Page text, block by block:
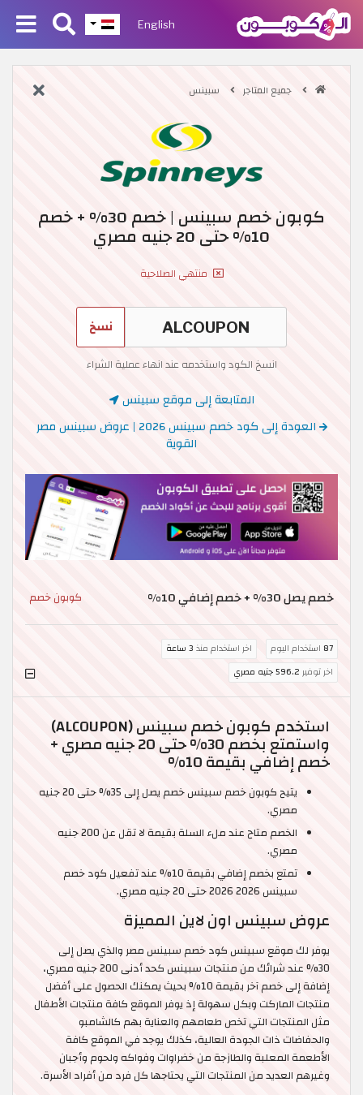
English
جميع المتاجر سبينس
كوبون خصم سبينس | خصم 30% + خصم
10% حتى 20 جنيه مصري
منتهي الصلاحية
نسخ
انسخ الكود واستخدمه عند انهاء عملية الشراء
المتابعة إلى موقع سبينس
العودة إلى كود خصم سبينس 2026 | عروض سبينس مصر
القوية
خصم يصل 30% + خصم إضافي 10% كوبون خصم
87 استخدام اليوم اخر استخدام منذ 3 ساعة
اخر توفير 596.2 جنيه مصري
استخدم كوبون خصم سبينس (ALCOUPON)
واستمتع بخصم 30% حتى 20 جنيه مصري +
خصم إضافي بقيمة 10%
يتيح كوبون خصم سبينس خصم يصل إلى 35% حتى 20 جنيه
مصري.
الخصم متاح عند ملء السلة بقيمة لا تقل عن 200 جنيه
مصري.
تمتع بخصم إضافي بقيمة 10% عند تفعيل كود خصم
سبينس 2026 2026 حتى 20 جنيه مصري.
عروض سبينس اون لاين المميزة
يوفر لك موقع سبينس كود خصم سبينس مصر والذي يصل إلى
30% عند شرائك من منتجات سبينس كحد أدنى 200 جنيه مصري،
إضافة إلى خصم آخر بقيمة 10% بحيث يمكنك الحصول على أفضل
منتجات الماركت وبكل سهولة إذ يوفر الموقع كافة منتجات الأطفال
مثل المنتجات التي تخص طعامهم والعناية بهم كالشامبو
والحفاضات ذات الجودة العالية، كذلك يوجد في الموقع كافة
الأطعمة المعلبة والطازجة من خضراوات وفواكه ولحوم وأجبان
وغيرهم العديد من المنتجات التي يحتاجها كل فرد من أفراد الأسرة.